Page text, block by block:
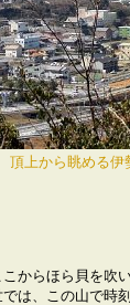
の町，
らほら貝を吹
は、この山で時